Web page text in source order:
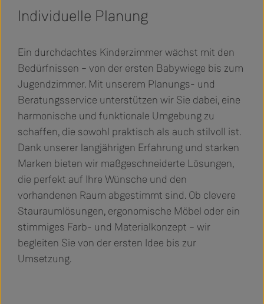
Individuelle Planung
Ein durchdachtes Kinderzimmer wächst mit den
Bedürfnissen – von der ersten Babywiege bis zum
Jugendzimmer. Mit unserem Planungs- und
Beratungsservice unterstützen wir Sie dabei, eine
harmonische und funktionale Umgebung zu
schaffen, die sowohl praktisch als auch stilvoll ist.
Dank unserer langjährigen Erfahrung und starken
Marken bieten wir maßgeschneiderte Lösungen,
die perfekt auf Ihre Wünsche und den
vorhandenen Raum abgestimmt sind. Ob clevere
Stauraumlösungen, ergonomische Möbel oder ein
stimmiges Farb- und Materialkonzept – wir
begleiten Sie von der ersten Idee bis zur
Umsetzung.